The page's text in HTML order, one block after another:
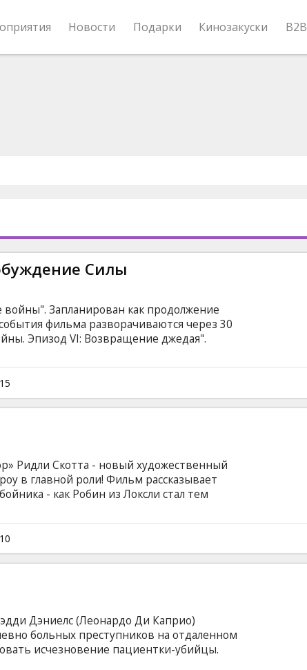
Новости Подарки Кинозакуски B2B
Силы
Запланирован как продолжение
фильма разворачиваются через 30
Эпизод VI: Возвращение джедая".
Ридли Скотта - новый художественный
в главной роли! Фильм pассказывает
- как Робин из Локсли стал тем
- знаменитый лучник в армии короля
с французами. После боя, Робин
отдать отцу погибшего рыцарья его
захватчиков и становится
под именем Робин Гуд.
Дэниелс (Леонардо Ди Каприо)
больных преступников на отдаленном
исчезновение пациентки-убийцы.